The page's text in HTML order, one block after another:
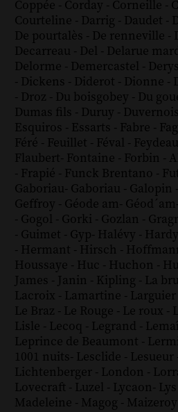
Coppée - Corday - Corneille -
Courteline - Darrig - Daudet -
De pourtalès - De renneville -
Decarreau - Del - Delarue
Delorme - Demercastel - Derys
- Dickens - Diderot - Dionne -
- Droz - Du boisgobey - Du
Dumas fils - Duruy - Duvernois
Esquiros - Essarts - Fabre -
Féré - Feuillet - Féval - Feydeau
Flaubert- Fontaine - Forbin -
- Frapié - Funck Brentano -
Gaboriau- Gaboriau - Galopin -
Geffroy - Géode am- Géod´am-
- Gogol - Gorki - Gozlan -
- Guimet - Gyp- Halévy - Hardy
- Hermant - Hirsch -
Houssaye - Huc - Huchon -
James - Janin - Kipling - La
Lacroix - Lamartine - Larguier
Le Braz - Le Rouge - Le roux -
Lisle - Lecoq - Legrand -
Leprince de Beaumont -
1001 nuits- Lesclide - Lesueur
Lichtenberger - London -
Lovecraft - Luzel - Lycaon- Lys
Madeleine - Magog - Maizeroy